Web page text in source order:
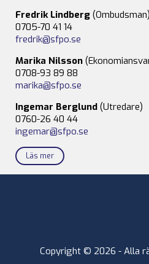
Fredrik Lindberg (Ombudsman)
0705-70 41 14
fredrik@sfpo.se
Marika Nilsson
0708-93 89 88
marika@sfpo.se
Ingemar Berglund (Utredare)
0760-26 40 44
ingemar@sfpo.se
Läs mer
Copyright © 2026 - Alla